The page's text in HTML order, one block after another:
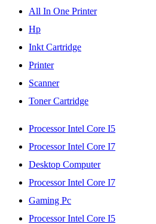
All In One Printer
Hp
Inkt Cartridge
Printer
Scanner
Toner Cartridge
Processor Intel Core I5
Processor Intel Core I7
Desktop Computer
Processor Intel Core I7
Gaming Pc
Processor Intel Core I5